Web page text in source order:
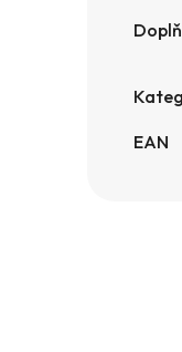
EAN